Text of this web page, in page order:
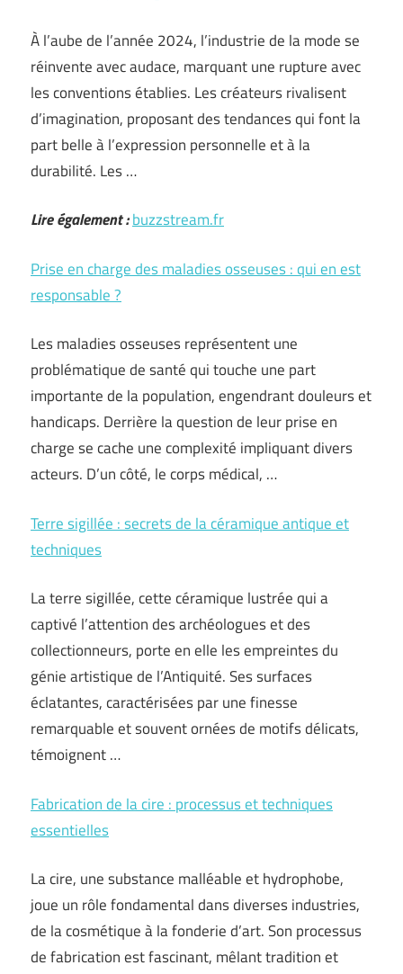
À l’aube de l’année 2024, l’industrie de la mode se
réinvente avec audace, marquant une rupture avec
les conventions établies. Les créateurs rivalisent
d’imagination, proposant des tendances qui font la
part belle à l’expression personnelle et à la
durabilité. Les …
Lire également :buzzstream.fr
Prise en charge des maladies osseuses : qui en est
responsable ?
Les maladies osseuses représentent une
problématique de santé qui touche une part
importante de la population, engendrant douleurs et
handicaps. Derrière la question de leur prise en
charge se cache une complexité impliquant divers
acteurs. D’un côté, le corps médical, …
Terre sigillée : secrets de la céramique antique et
techniques
La terre sigillée, cette céramique lustrée qui a
captivé l’attention des archéologues et des
collectionneurs, porte en elle les empreintes du
génie artistique de l’Antiquité. Ses surfaces
éclatantes, caractérisées par une finesse
remarquable et souvent ornées de motifs délicats,
témoignent …
Fabrication de la cire : processus et techniques
essentielles
La cire, une substance malléable et hydrophobe,
joue un rôle fondamental dans diverses industries,
de la cosmétique à la fonderie d’art. Son processus
de fabrication est fascinant, mêlant tradition et